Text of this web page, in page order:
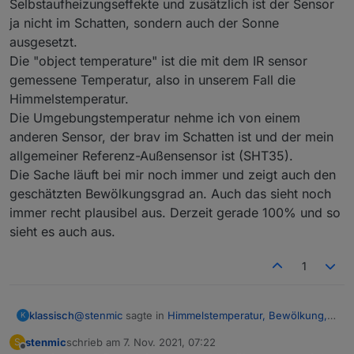
verschmiert. Schön ist wirklich anders
aber ich
mußte die Dose nach dem Anschließen auf der zu
gestanden nicht, daß das so lange hält. Eine schöne
Edelstahldurchführung liegt schon seit >2 Jahren
bereit. Aber so lange es funktioniert, bleibt es. Die
Vögel auf den Dach wird es nicht stören.
Etwas mehr zur Theorie der Himmelstemperatur und
der virtuellen Himmelstemperatur sowie die
Ableitung der Formel
Cloudage = 1 - (T_amb - T_sky)/20
zur Berechnung des Gesamtbedeckungsgrades
(Bewölkung) habe ich ebenfalls imHM-Forum
beschrieben.
Bitte beachten: Ich bin kein Meteorologe und habe
mir das einfach zusammengelesen, eine vereinfachte
und plausibilisiert. Wenn sich jemand damit besser
Selbstaufheizungseffekte und zusätzlich ist der Sensor
ja nicht im Schatten, sondern auch der Sonne
ausgesetzt.
Die "object temperature" ist die mit dem IR sensor
gemessene Temperatur, also in unserem Fall die
Himmelstemperatur.
Die Umgebungstemperatur nehme ich von einem
anderen Sensor, der brav im Schatten ist und der mein
allgemeiner Referenz-Außensensor ist (SHT35).
Die Sache läuft bei mir noch immer und zeigt auch den
geschätzten Bewölkungsgrad an. Auch das sieht noch
immer recht plausibel aus. Derzeit gerade 100% und so
sieht es auch aus.
1
K klassisch@stenmic sagte in Himmelstemperatur, Bewölkung,
S stenmicschrieb am 7. Nov. 2021, 07:22
zuletzt editiert von